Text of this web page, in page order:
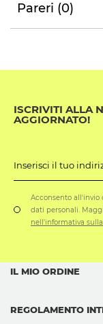
Pareri (0)
ISCRIVITI ALLA
AGGIORNATO!
Inserisci il tuo
Acconsento
dati personali.
nell'informativa
IL MIO ORDINE
REGOLAMENTO